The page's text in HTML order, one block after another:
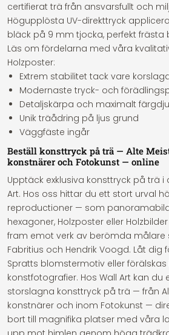
certifierat trä från ansvarsfullt och
Högupplösta UV-direkttryck
bläck på 9 mm tjocka, perfekt frästa
Läs om fördelarna med våra
Holzposter:
Extrem stabilitet tack vare
Modernaste tryck- och
Detaljskärpa och maximalt
Unik träådring på ljus grund
Väggfäste ingår
Beställ konsttryck på trä — Alte
konstnärer och Fotokunst — online
Upptäck exklusiva konsttryck på trä i
Art. Hos oss hittar du ett stort urval
reproductioner — som
hexagoner, Holzposter eller
fram emot verk av berömda målare
Fabritius och Hendrik Voogd. Låt dig
Spratts blomstermotiv eller förälskas
konstfotografier. Hos Wall Art kan du
storslagna konsttryck på trä — från
konstnärer och inom Fotokunst —
bort till magnifika platser med våra